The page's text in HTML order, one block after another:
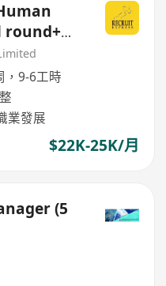
round+
，9-6工時
業發展
$22K-25K/月
(5